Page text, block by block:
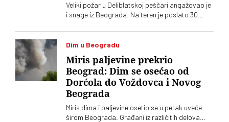
Veliki požar u Deliblatskoj peščari angažovao je
i snage iz Beograda. Na teren je poslato 30
devet terenskih vozila, a najugroženije je
područje Šumarka
Dim u Beogradu
Miris paljevine prekrio
Beograd: Dim se osećao od
Dorćola do Voždovca i Novog
Beograda
Miris dima i paljevine osetio se u petak uveče
širom Beograda. Građani iz različitih delova